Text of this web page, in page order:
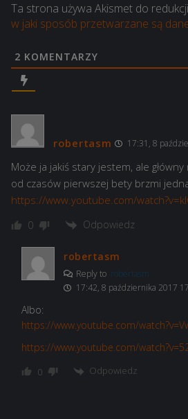
Ta strona używa Akismet do
w jaki sposób przetwarzane są
2 KOMENTARZY
robertasm 17:31, 8
Może ja jakiś stary jestem, ale
od czasów pierwszej bety brzmi
https://www.youtube.com/
0 Odpowiedz
robertasm
Reply to robertasm
17:42, 8 października 2017
Albo:
https://www.youtube.com/
https://www.youtube.com/
0 Odpowiedz